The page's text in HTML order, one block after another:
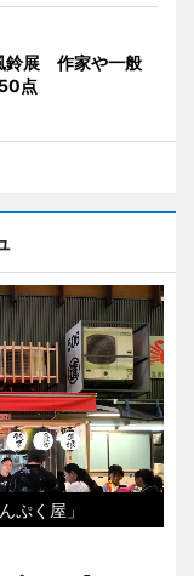
鈴展 作家や一般
点
ぷく屋」